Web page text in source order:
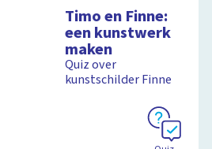
Timo en Finne:
een kunstwerk
maken
Quiz over
kunstschilder Finne